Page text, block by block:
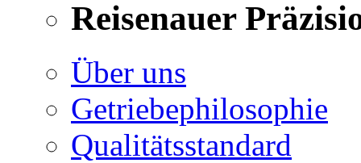
Reisenauer
Über uns
Getriebephilosophie
Qualitätsstandard